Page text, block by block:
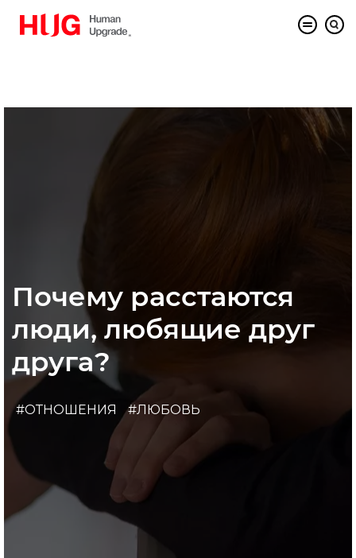
Почему расстаются
люди, любящие друг
друга?
#ОТНОШЕНИЯ #ЛЮБОВЬ